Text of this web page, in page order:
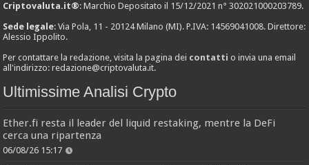
Criptovaluta.it®: Marchio Depositato il 15/12/2021 n° 302021000203789.
Sede legale: Via Pola, 11 - 20124 Milano (MI). P.IVA: 14569041008. Direttore:
Alessio Ippolito.
Per contattare la redazione, visita la pagina dei contatti o invia una email
all'indirizzo:redazione@criptovaluta.it.
Ultimissime Analisi Crypto
Ether.fi resta il leader del liquid restaking, mentre la DeFi
cerca una ripartenza
06/08/26 15:17